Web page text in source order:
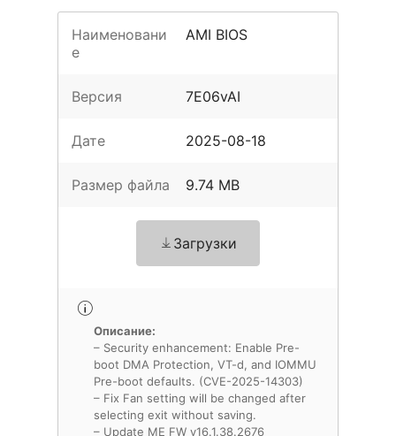
Наименовани
е
AMI BIOS
Версия 7E06vAI
Дате 2025-08-18
Размер файла 9.74 MB
Загрузки
Описание:
– Security enhancement: Enable Pre-
boot DMA Protection, VT-d, and IOMMU
Pre-boot defaults. (CVE-2025-14303)
– Fix Fan setting will be changed after
selecting exit without saving.
– Update ME FW v16.1.38.2676